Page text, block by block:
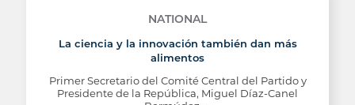
NATIONAL
La ciencia y la innovación también dan más
alimentos
Primer Secretario del Comité Central del Partido y
Presidente de la República, Miguel Díaz-Canel